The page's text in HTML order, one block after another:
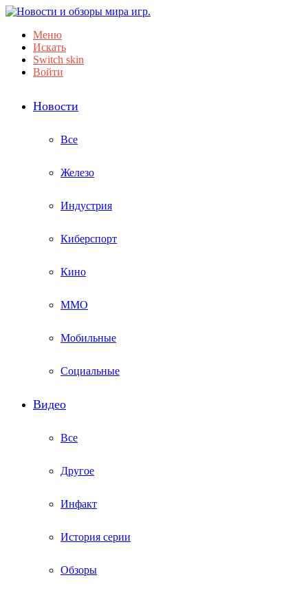
Меню
Искать
Switch skin
Войти
Новости
Все
Железо
Индустрия
Киберспорт
Кино
ММО
Мобильные
Социальные
Видео
Все
Другое
Инфакт
История серии
Обзоры